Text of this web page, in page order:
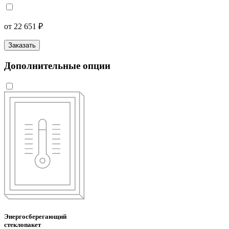
от 22 651 ₽
Заказать
Дополнительные опции
Энергосберегающий
стеклопакет